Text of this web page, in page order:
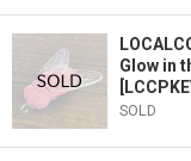
Glow in
SOLD